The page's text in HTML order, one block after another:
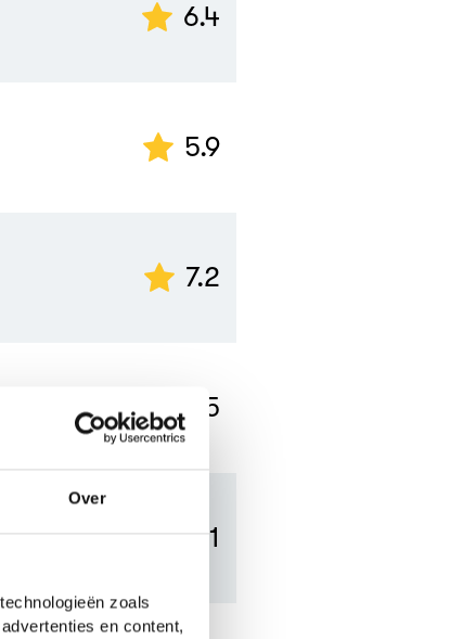
Over
zoals
en content,
6.4
5.9
7.2
5.5
8.1